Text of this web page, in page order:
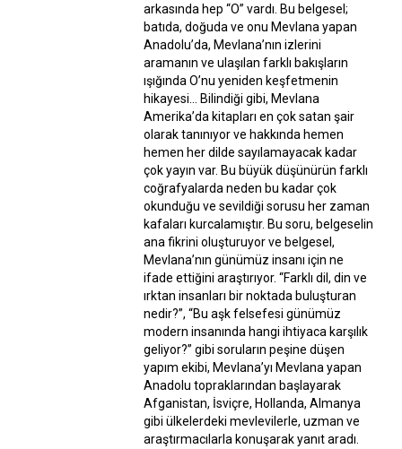
arkasında hep “O” vardı. Bu belgesel;
batıda, doğuda ve onu Mevlana yapan
Anadolu’da, Mevlana’nın izlerini
aramanın ve ulaşılan farklı bakışların
ışığında O’nu yeniden keşfetmenin
hikayesi... Bilindiği gibi, Mevlana
Amerika’da kitapları en çok satan şair
olarak tanınıyor ve hakkında hemen
hemen her dilde sayılamayacak kadar
çok yayın var. Bu büyük düşünürün farklı
coğrafyalarda neden bu kadar çok
okunduğu ve sevildiği sorusu her zaman
kafaları kurcalamıştır. Bu soru, belgeselin
ana fikrini oluşturuyor ve belgesel,
Mevlana’nın günümüz insanı için ne
ifade ettiğini araştırıyor. “Farklı dil, din ve
ırktan insanları bir noktada buluşturan
nedir?”, “Bu aşk felsefesi günümüz
modern insanında hangi ihtiyaca karşılık
geliyor?” gibi soruların peşine düşen
yapım ekibi, Mevlana’yı Mevlana yapan
Anadolu topraklarından başlayarak
Afganistan, İsviçre, Hollanda, Almanya
gibi ülkelerdeki mevlevilerle, uzman ve
araştırmacılarla konuşarak yanıt aradı.